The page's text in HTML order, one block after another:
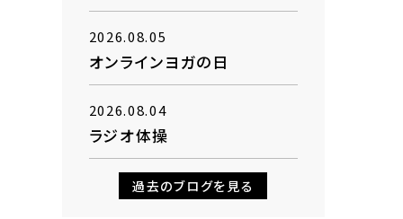
2026.08.05
オンラインヨガの日
2026.08.04
ラジオ体操
過去のブログを見る